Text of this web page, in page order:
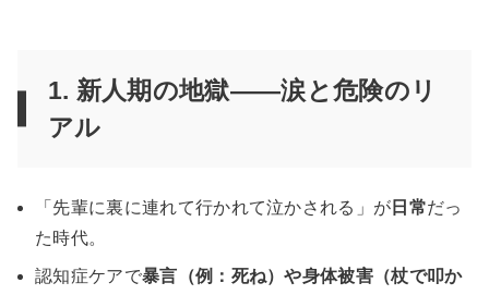
1. 新人期の地獄——涙と危険のリ
アル
「先輩に裏に連れて行かれて泣かされる」が 日常だっ
た時代。
認知症ケアで暴言（例：死ね）や身体被害（杖で叩か